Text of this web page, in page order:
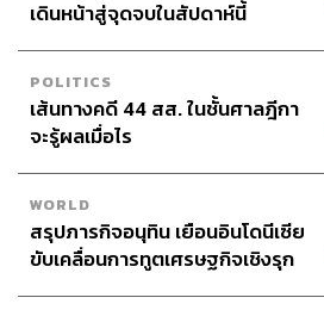
เดินหน้าสู่จุดจบในสัปดาห์นี้
POLITICS
เส้นทางคดี 44 สส. ในชั้นศาลฎีกา
จะรู้ผลเมื่อไร
WORLD
สรุปภารกิจอนุทิน เยือนอินโดนีเซีย
ขับเคลื่อนการทูตเศรษฐกิจเชิงรุก